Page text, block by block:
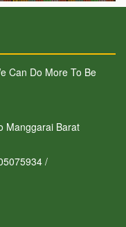
Can Do More To Be
Manggarai Barat
/